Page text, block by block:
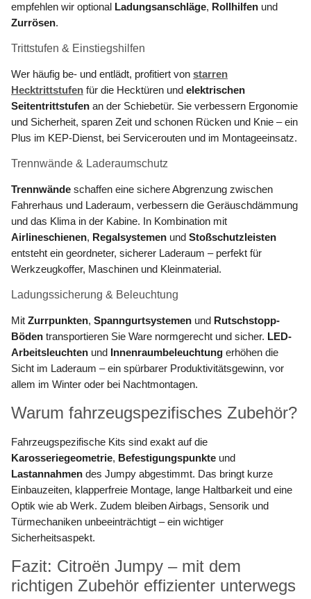
empfehlen wir optional Ladungsanschläge, Rollhilfen und
Zurrösen.
Trittstufen & Einstiegshilfen
Wer häufig be- und entlädt, profitiert von starren
Hecktrittstufen für die Hecktüren und elektrischen
Seitentrittstufen an der Schiebetür. Sie verbessern Ergonomie
und Sicherheit, sparen Zeit und schonen Rücken und Knie – ein
Plus im KEP-Dienst, bei Servicerouten und im Montageeinsatz.
Trennwände & Laderaumschutz
Trennwände schaffen eine sichere Abgrenzung zwischen
Fahrerhaus und Laderaum, verbessern die Geräuschdämmung
und das Klima in der Kabine. In Kombination mit
Airlineschienen, Regalsystemen und Stoßschutzleisten
entsteht ein geordneter, sicherer Laderaum – perfekt für
Werkzeugkoffer, Maschinen und Kleinmaterial.
Ladungssicherung & Beleuchtung
Mit Zurrpunkten, Spanngurtsystemen und Rutschstopp-
Böden transportieren Sie Ware normgerecht und sicher. LED-
Arbeitsleuchten und Innenraumbeleuchtung erhöhen die
Sicht im Laderaum – ein spürbarer Produktivitätsgewinn, vor
allem im Winter oder bei Nachtmontagen.
Warum fahrzeugspezifisches Zubehör?
Fahrzeugspezifische Kits sind exakt auf die
Karosseriegeometrie, Befestigungspunkte und
Lastannahmen des Jumpy abgestimmt. Das bringt kurze
Einbauzeiten, klapperfreie Montage, lange Haltbarkeit und eine
Optik wie ab Werk. Zudem bleiben Airbags, Sensorik und
Türmechaniken unbeeinträchtigt – ein wichtiger
Sicherheitsaspekt.
Fazit: Citroën Jumpy – mit dem
richtigen Zubehör effizienter unterwegs